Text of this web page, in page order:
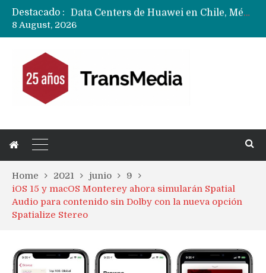
Destacado :
Data Centers de Huawei en Chile, México, Brasil,Perú y Argentina podrían verse afectados por arremetida de EE.UU
8 August, 2026
Home 2021 junio
9
iOS 15 y macOS Monterey ahora simularán Spatial
Audio para contenido sin Dolby con la nueva opción
Spatialize Stereo